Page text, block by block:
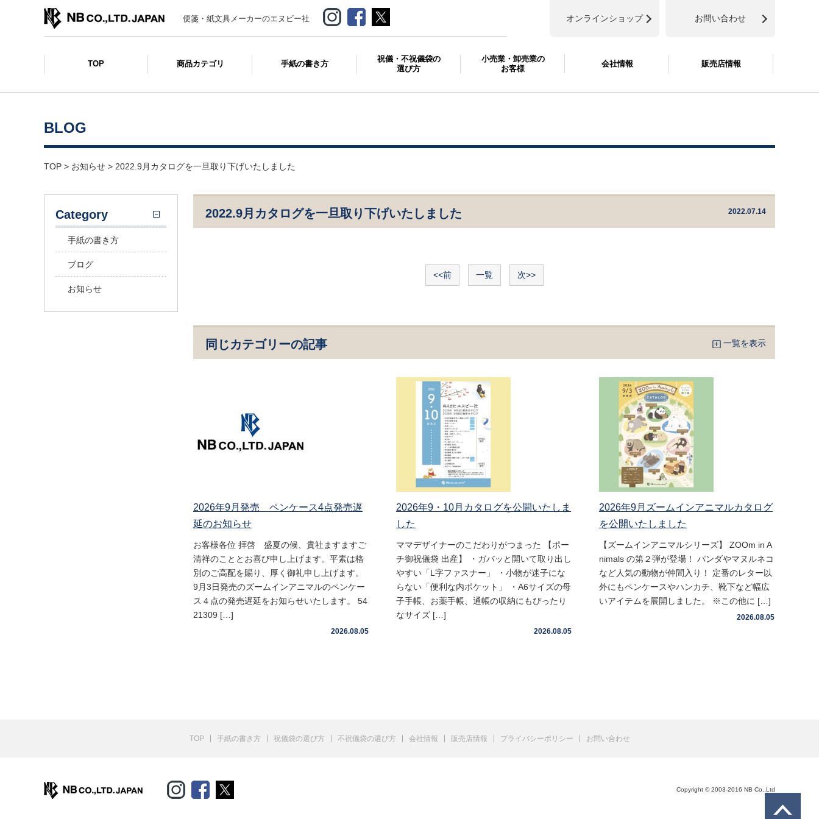
便箋・紙文具メーカーのエヌビー社 お問い合わせ
オンラインショップ
TOP 商品カテゴリ 手紙の書き方
祝儀・不祝儀袋の
選び方
小売業・卸売業の
お客様
会社情報 販売店情報
BLOG
TOP > お知らせ > 2022.9月カタログを一旦取り下げいたしました
2022.9月カタログを一旦取り下げいたしました 2022.07.14
<<前 一覧 次>>
同じカテゴリーの記事 一覧を表示
2026年9月発売 ペンケース4点発売遅
延のお知らせ
お客様各位 拝啓 盛夏の候、貴社ますますご
清祥のこととお喜び申し上げます。平素は格
別のご高配を賜り、厚く御礼申し上げます。
9月3日発売のズームインアニマルのペンケー
ス４点の発売遅延をお知らせいたします。 54
21309 […]
2026.08.05
2026年9・10月カタログを公開いたしま
した
ママデザイナーのこだわりがつまった 【ポー
チ御祝儀袋 出産】 ・ガバッと開いて取り出し
やすい「L字ファスナー」 ・小物が迷子にな
らない「便利な内ポケット」 ・A6サイズの母
子手帳、お薬手帳、通帳の収納にもぴったり
なサイズ […]
2026.08.05
2026年9月ズームインアニマルカタログ
を公開いたしました
【ズームインアニマルシリーズ】 ZOOm in A
nimals の第２弾が登場！ パンダやマヌルネコ
など人気の動物が仲間入り！ 定番のレター以
外にもペンケースやハンカチ、靴下など幅広
いアイテムを展開しました。 ※この他に […]
2026.08.05
Category
手紙の書き方
ブログ
お知らせ
TOP 手紙の書き方 祝儀袋の選び方 不祝儀袋の選び方 会社情報 販売店情報 プライバシーポリシー お問い合わせ
Copyright © 2003-2016 NB Co.,Ltd